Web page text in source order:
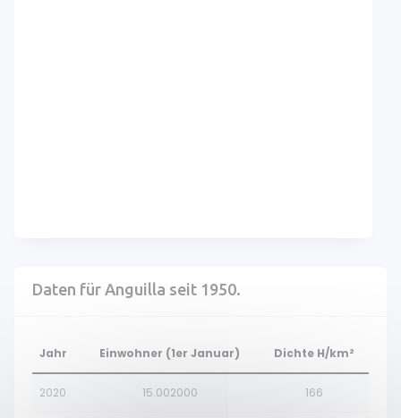
Daten für Anguilla seit 1950.
Jahr Einwohner (1er Januar) Dichte H/km²
2020 15.002000 166